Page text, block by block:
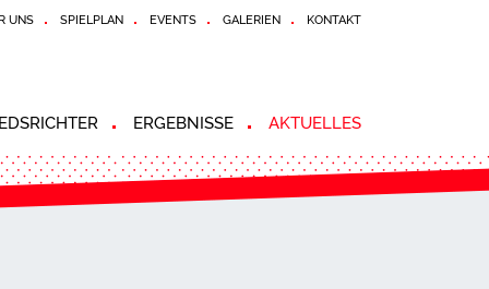
UNS SPIELPLAN EVENTS GALERIEN KONTAKT
ERGEBNISSE AKTUELLES